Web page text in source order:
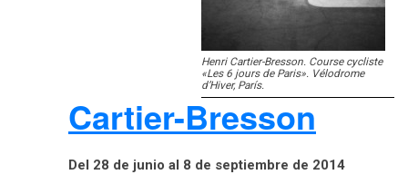
Henri Cartier-Bresson. Course cycliste
«Les 6 jours de Paris». Vélodrome
d’Hiver, París.
Cartier-Bresson
Del 28 de junio al 8 de septiembre de 2014